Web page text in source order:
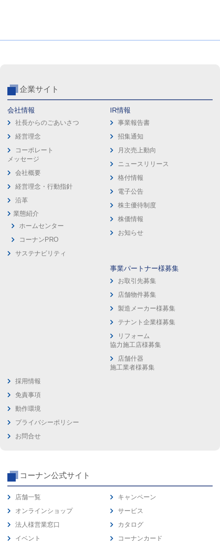
企業サイト
会社情報
社長からのごあいさつ
経営理念
コーポレート
メッセージ
会社概要
経営理念・行動指針
沿革
業態紹介
ホームセンター
コーナンPRO
サステナビリティ
IR情報
事業報告書
招集通知
月次売上動向
ニュースリリース
格付情報
電子公告
株主優待制度
株価情報
お知らせ
事業パートナー様募集
お取引先募集
店舗物件募集
製造メーカー様募集
テナント企業様募集
リフォーム
協力施工店様募集
店舗什器
施工業者様募集
採用情報
免責事項
動作環境
プライバシーポリシー
お問合せ
コーナン公式サイト
店舗一覧
オンラインショップ
法人様営業窓口
イベント
キャンペーン
サービス
カタログ
コーナンカード